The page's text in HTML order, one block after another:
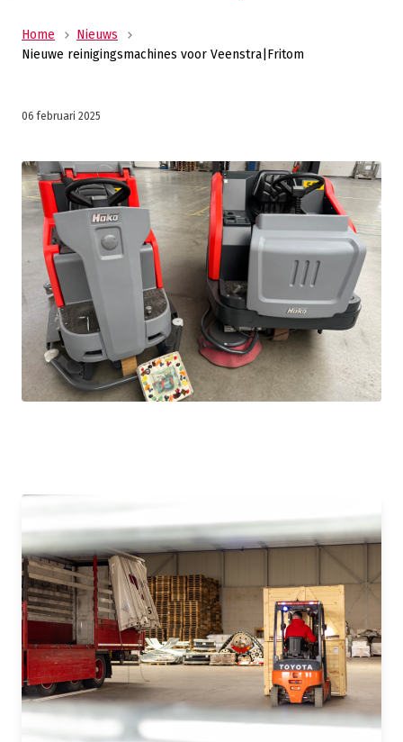
Home
Nieuws
Nieuwe reinigingsmachines voor Veenstra|Fritom
06 februari 2025